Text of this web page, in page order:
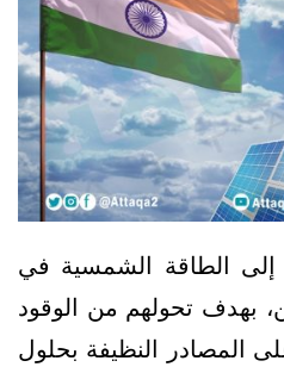
الطاقة الشمسية في
بهدف تحولهم من الوقود
المصادر النظيفة بحلول